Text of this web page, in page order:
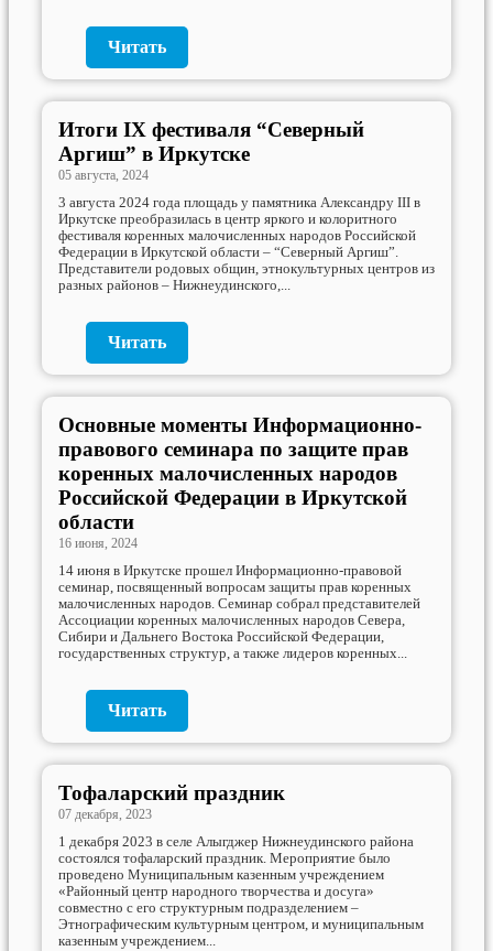
Читать
Итоги IX фестиваля “Северный
Аргиш” в Иркутске
05 августа, 2024
3 августа 2024 года площадь у памятника Александру III в
Иркутске преобразилась в центр яркого и колоритного
фестиваля коренных малочисленных народов Российской
Федерации в Иркутской области – “Северный Аргиш”.
Представители родовых общин, этнокультурных центров из
разных районов – Нижнеудинского,...
Читать
Основные моменты Информационно-
правового семинара по защите прав
коренных малочисленных народов
Российской Федерации в Иркутской
области
16 июня, 2024
14 июня в Иркутске прошел Информационно-правовой
семинар, посвященный вопросам защиты прав коренных
малочисленных народов. Семинар собрал представителей
Ассоциации коренных малочисленных народов Севера,
Сибири и Дальнего Востока Российской Федерации,
государственных структур, а также лидеров коренных...
Читать
Тофаларский праздник
07 декабря, 2023
1 декабря 2023 в селе Алыгджер Нижнеудинского района
состоялся тофаларский праздник. Мероприятие было
проведено Муниципальным казенным учреждением
«Районный центр народного творчества и досуга»
совместно с его структурным подразделением –
Этнографическим культурным центром, и муниципальным
казенным учреждением...